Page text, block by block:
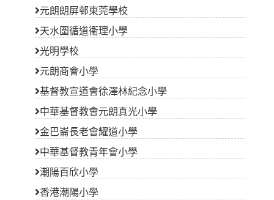
元朗朗屏邨東莞學校
天水圍循道衞理小學
光明學校
元朗商會小學
基督教宣道會徐澤林紀念小學
中華基督教會元朗真光小學
金巴崙長老會耀道小學
中華基督教青年會小學
潮陽百欣小學
香港潮陽小學